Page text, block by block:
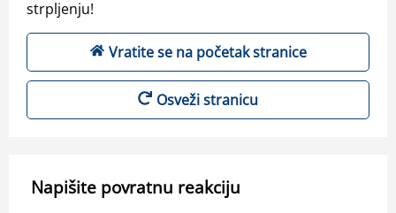
strpljenju!
Vratite se na početak stranice
Osveži stranicu
Napišite povratnu reakciju